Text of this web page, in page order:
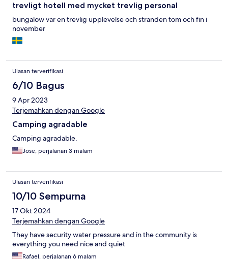
trevligt hotell med mycket trevlig personal
bungalow var en trevlig upplevelse och stranden tom och fin i
november
Ulasan terverifikasi
6/10 Bagus
9 Apr 2023
Terjemahkan dengan Google
Camping agradable
Camping agradable.
Jose, perjalanan 3 malam
Ulasan terverifikasi
10/10 Sempurna
17 Okt 2024
Terjemahkan dengan Google
They have security water pressure and in the community is
everything you need nice and quiet
Rafael, perjalanan 6 malam